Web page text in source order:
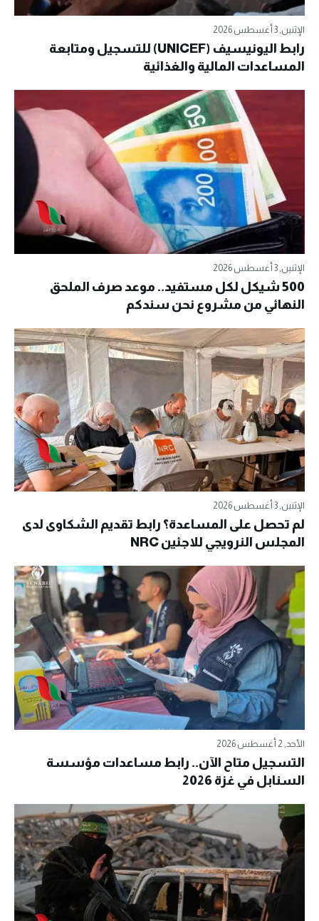
الإثنين, 3 أغسطس 2026
رابط اليونيسيف (UNICEF) للتسجيل ومتابعة
المساعدات المالية والغذائية
الإثنين, 3 أغسطس 2026
500 شيكل لكل مستفيد.. موعد صرف الملحق
النهائي من مشروع نحن سندكم
الإثنين, 3 أغسطس 2026
لم تحصل على المساعدة؟ رابط تقديم الشكاوى لدى
المجلس النرويجي للاجئين NRC
الأحد, 2 أغسطس 2026
التسجيل متاح الآن.. رابط مساعدات مؤسسة
السنابل في غزة 2026